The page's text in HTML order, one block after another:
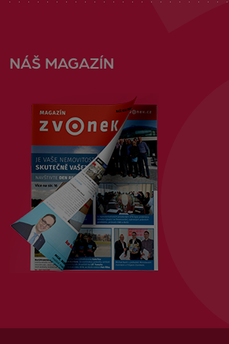
NÁŠ MAGAZÍN